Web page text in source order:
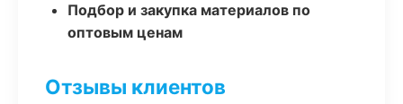
Подбор и закупка материалов по
оптовым ценам
Отзывы клиентов